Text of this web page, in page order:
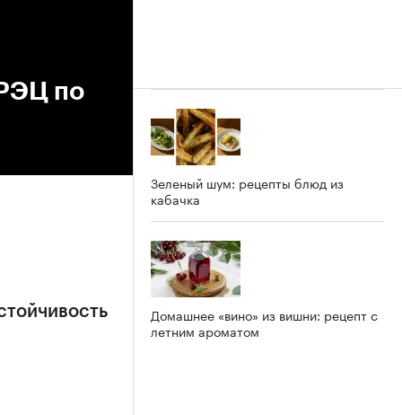
по
Зеленый шум: рецепты блюд из
кабачка
Домашнее «вино» из вишни: рецепт с
летним ароматом